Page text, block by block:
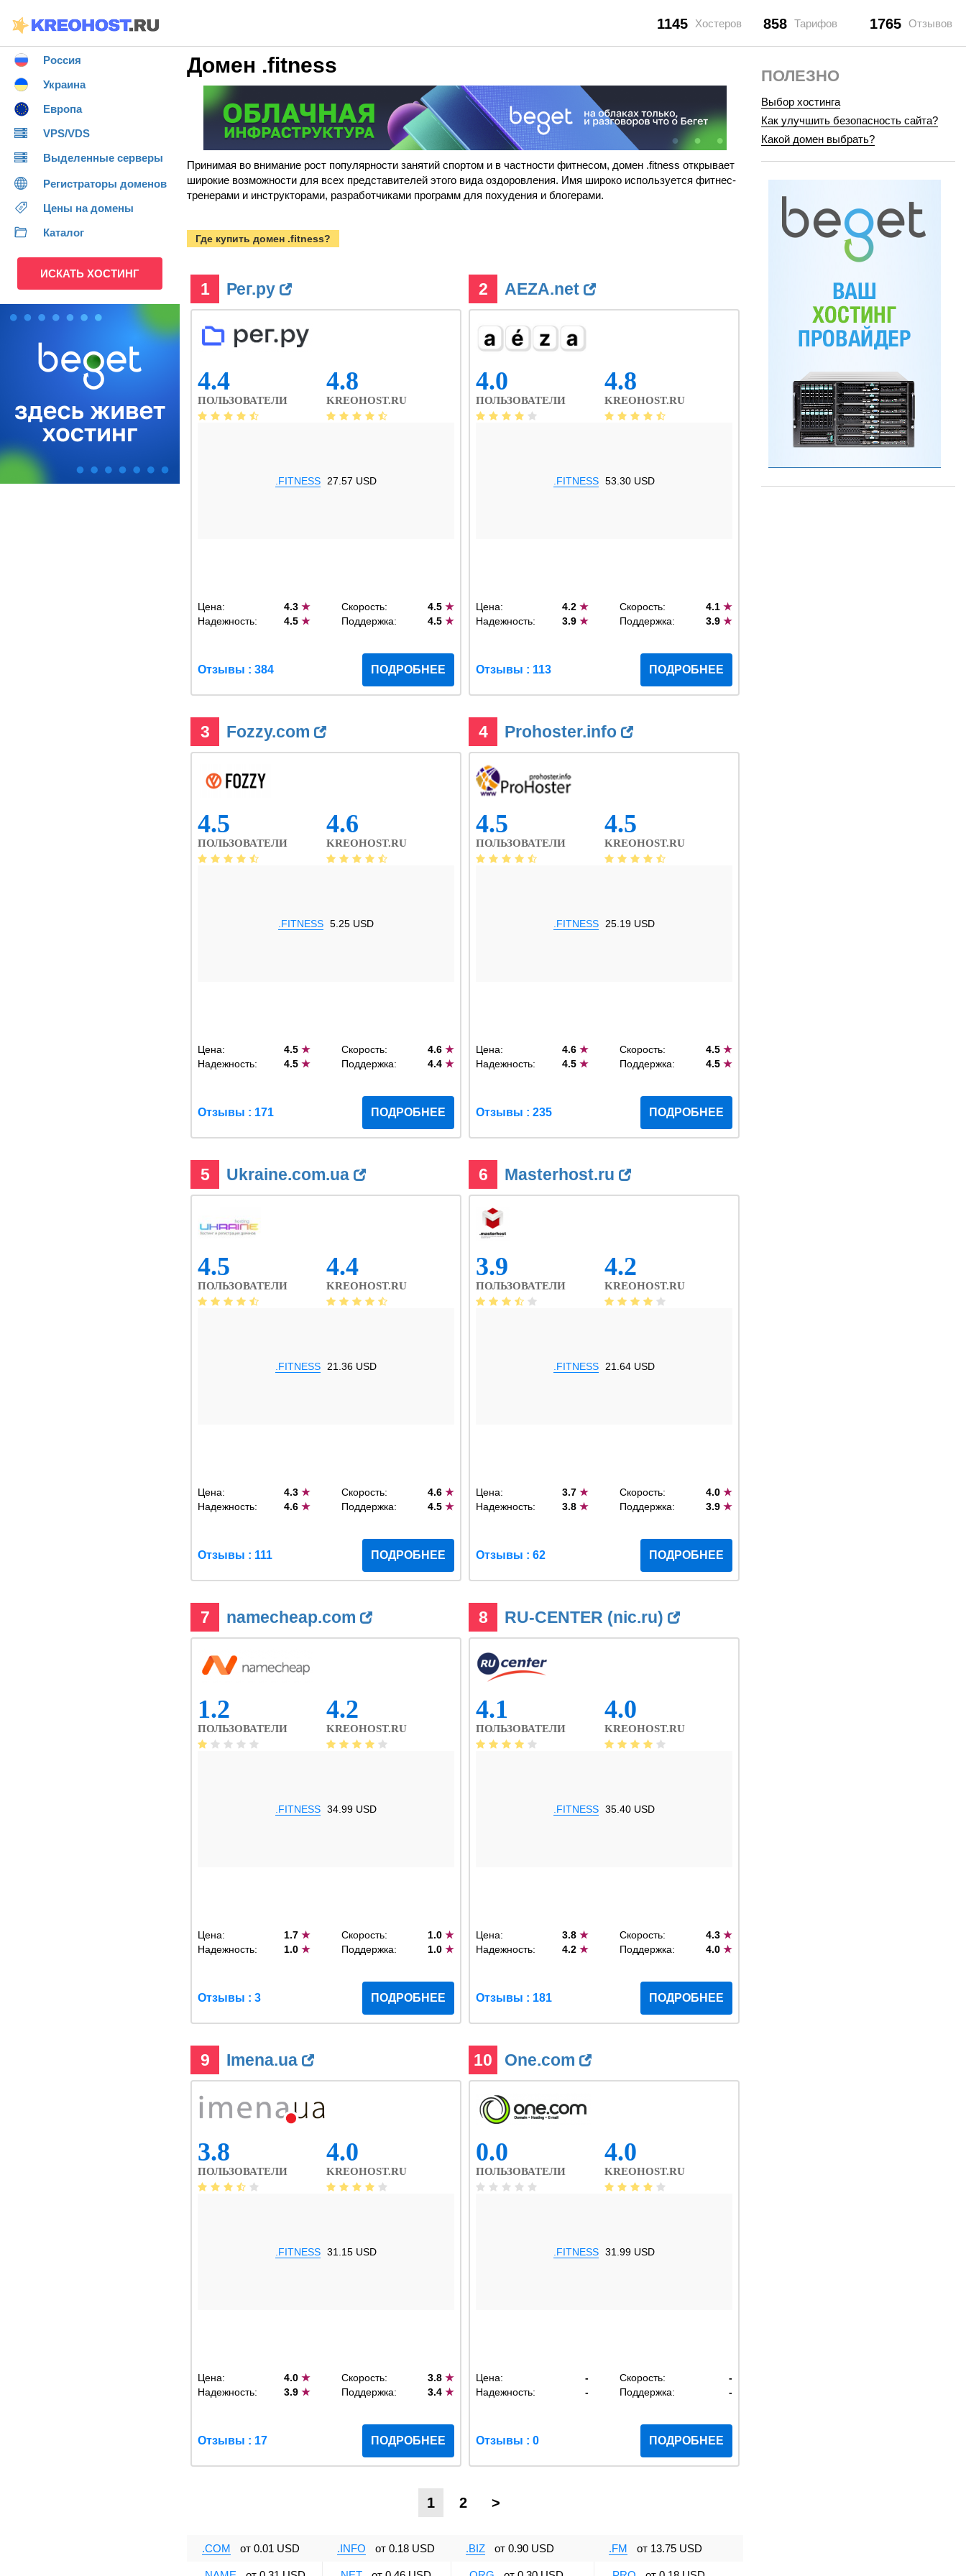
Россия
Украина
Европа
VPS/VDS
Выделенные серверы
Регистраторы доменов
Цены на домены
Каталог
ИСКАТЬ ХОСТИНГ
1145 Хостеров 858 Тарифов 1765 Отзывов
Домен .fitness
Принимая во внимание рост популярности занятий спортом и в частности фитнесом, домен .fitness открывает
широкие возможности для всех представителей этого вида оздоровления. Имя широко используется фитнес-
тренерами и инструкторами, разработчиками программ для похудения и блогерами.
Где купить домен .fitness?
1 Рег.ру
4.4
ПОЛЬЗОВАТЕЛИ
4.8
KREOHOST.RU
.FITNESS 27.57 USD
Цена: 4.3★ Скорость: 4.5 ★
Надежность:
4.5★ Поддержка: 4.5 ★
Отзывы : 384 ПОДРОБНЕЕ
2 AEZA.net
4.0
ПОЛЬЗОВАТЕЛИ
4.8
KREOHOST.RU
.FITNESS 53.30 USD
Цена: 4.2★ Скорость: 4.1 ★
Надежность:
3.9★ Поддержка: 3.9 ★
Отзывы : 113 ПОДРОБНЕЕ
3 Fozzy.com
4.5
ПОЛЬЗОВАТЕЛИ
4.6
KREOHOST.RU
.FITNESS 5.25 USD
Цена: 4.5★ Скорость: 4.6 ★
Надежность:
4.5★ Поддержка: 4.4 ★
Отзывы : 171 ПОДРОБНЕЕ
4 Prohoster.info
4.5
ПОЛЬЗОВАТЕЛИ
4.5
KREOHOST.RU
.FITNESS 25.19 USD
Цена: 4.6★ Скорость: 4.5 ★
Надежность:
4.5★ Поддержка: 4.5 ★
Отзывы : 235 ПОДРОБНЕЕ
5 Ukraine.com.ua
4.5
ПОЛЬЗОВАТЕЛИ
4.4
KREOHOST.RU
.FITNESS 21.36 USD
Цена: 4.3★ Скорость: 4.6 ★
Надежность:
4.6★ Поддержка: 4.5 ★
Отзывы : 111 ПОДРОБНЕЕ
6 Masterhost.ru
3.9
ПОЛЬЗОВАТЕЛИ
4.2
KREOHOST.RU
.FITNESS 21.64 USD
Цена: 3.7★ Скорость: 4.0 ★
Надежность:
3.8★ Поддержка: 3.9 ★
Отзывы : 62 ПОДРОБНЕЕ
7 namecheap.com
1.2
ПОЛЬЗОВАТЕЛИ
4.2
KREOHOST.RU
.FITNESS 34.99 USD
Цена: 1.7★ Скорость: 1.0 ★
Надежность:
1.0★ Поддержка: 1.0 ★
Отзывы : 3 ПОДРОБНЕЕ
8 RU-CENTER (nic.ru)
4.1
ПОЛЬЗОВАТЕЛИ
4.0
KREOHOST.RU
.FITNESS 35.40 USD
Цена: 3.8★ Скорость: 4.3 ★
Надежность:
4.2★ Поддержка: 4.0 ★
Отзывы : 181 ПОДРОБНЕЕ
9 Imena.ua
3.8
ПОЛЬЗОВАТЕЛИ
4.0
KREOHOST.RU
.FITNESS 31.15 USD
Цена: 4.0★ Скорость: 3.8 ★
Надежность:
3.9★ Поддержка: 3.4 ★
Отзывы : 17 ПОДРОБНЕЕ
10 One.com
0.0
ПОЛЬЗОВАТЕЛИ
4.0
KREOHOST.RU
.FITNESS 31.99 USD
Цена: - Скорость:
-
Надежность:
- Поддержка: -
Отзывы : 0 ПОДРОБНЕЕ
1 2 >
.COM от 0.01 USD .INFO от 0.18 USD .BIZ от 0.90 USD .FM от 13.75 USD
ПОЛЕЗНО
Выбор хостинга
Как улучшить безопасность сайта?
Какой домен выбрать?